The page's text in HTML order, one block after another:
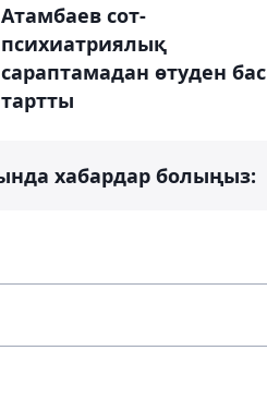
Атамбаев сот-
психиатриялық
сараптамадан өтуден бас
тартты
хабардар болыңыз: